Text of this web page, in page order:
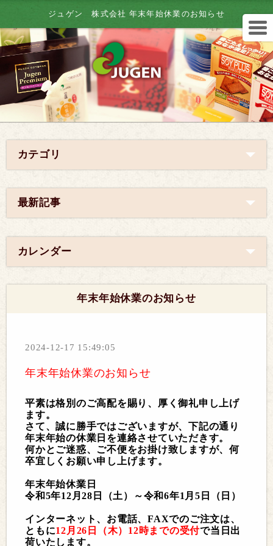
ジュゲン 株式会社 年末年始休業のお知らせ
カテゴリ
最新記事
カレンダー
年末年始休業のお知らせ
2024-12-17 15:49:05
年末年始休業のお知らせ
平素は格別のご高配を賜り、厚く御礼申し上げ
ます。
さて、誠に勝手ではございますが、下記の通り
年末年始の休業日を連絡させていただきす。
何かとご迷惑、ご不便をお掛け致しますが、何
卒宜しくお願い申し上げます。
年末年始休業日
令和5年12月28日（土）～令和6年1月5日（日）
インターネット、お電話、FAXでのご注文は、
ともに12月26日（木）12時までの受付で当日出
荷いたします。